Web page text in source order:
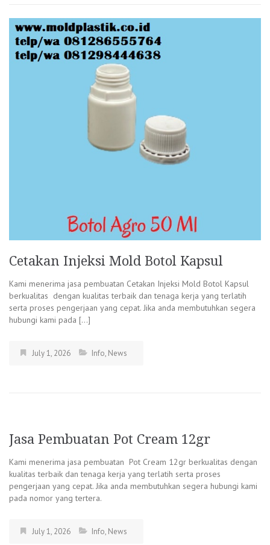
Cetakan Injeksi Mold Botol Kapsul
Kami menerima jasa pembuatan Cetakan Injeksi Mold Botol Kapsul
berkualitas dengan kualitas terbaik dan tenaga kerja yang terlatih
serta proses pengerjaan yang cepat. Jika anda membutuhkan segera
hubungi kami pada […]
July 1, 2026 Info, News
Jasa Pembuatan Pot Cream 12gr
Kami menerima jasa pembuatan Pot Cream 12gr berkualitas dengan
kualitas terbaik dan tenaga kerja yang terlatih serta proses
pengerjaan yang cepat. Jika anda membutuhkan segera hubungi kami
pada nomor yang tertera.
July 1, 2026 Info, News